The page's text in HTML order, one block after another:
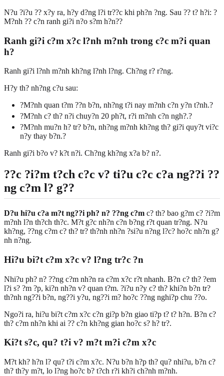
N?u ?i?u ?? x?y ra, h?y d?ng l?i tr??c khi ph?n ?ng. Sau ?? t? h?i: ?
M?nh ?? c?n ranh gi?i n?o s?m h?n??
Ranh gi?i c?m x?c l?nh m?nh trong c?c m?i quan
h?
Ranh gi?i l?nh m?nh kh?ng l?nh l?ng. Ch?ng r? r?ng.
H?y th? nh?ng c?u sau:
?M?nh quan t?m ??n b?n, nh?ng t?i nay m?nh c?n y?n t?nh.?
?M?nh c? th? n?i chuy?n 20 ph?t, r?i m?nh c?n ngh?.?
?M?nh mu?n h? tr? b?n, nh?ng m?nh kh?ng th? gi?i quy?t vi?c
n?y thay b?n.?
Ranh gi?i b?o v? k?t n?i. Ch?ng kh?ng x?a b? n?.
??c ?i?m t?ch c?c v? ti?u c?c c?a ng??i ??
ng c?m l? g??
D?u hi?u c?a m?t ng??i ph? n? ??ng c?m c? th? bao g?m c? ?i?m
m?nh l?n th?ch th?c. M?t g?c nh?n c?n b?ng r?t quan tr?ng. N?u
kh?ng, ??ng c?m c? th? tr? th?nh nh?n ?si?u n?ng l?c? ho?c nh?n g?
nh n?ng.
Hi?u bi?t c?m x?c v? l?ng tr?c ?n
Nhi?u ph? n? ??ng c?m nh?n ra c?m x?c r?t nhanh. B?n c? th? ?em
l?i s? ?m ?p, ki?n nh?n v? quan t?m. ?i?u n?y c? th? khi?n b?n tr?
th?nh ng??i b?n, ng??i y?u, ng??i m? ho?c ??ng nghi?p chu ??o.
Ngo?i ra, hi?u bi?t c?m x?c c?n gi?p b?n giao ti?p t? t? h?n. B?n c?
th? c?m nh?n khi ai ?? c?n kh?ng gian ho?c s? h? tr?.
Ki?t s?c, qu? t?i v? m?t m?i c?m x?c
M?t kh? h?n l? qu? t?i c?m x?c. N?u b?n h?p th? qu? nhi?u, b?n c?
th? th?y m?t, lo l?ng ho?c b? t?ch r?i kh?i ch?nh m?nh.